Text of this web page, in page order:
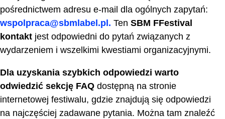
pośrednictwem adresu e-mail dla ogólnych zapytań:
wspolpraca@sbmlabel.pl. Ten SBM FFestival
kontakt jest odpowiedni do pytań związanych z
wydarzeniem i wszelkimi kwestiami organizacyjnymi.
Dla uzyskania szybkich odpowiedzi warto
odwiedzić sekcję FAQ dostępną na stronie
internetowej festiwalu, gdzie znajdują się odpowiedzi
na najczęściej zadawane pytania. Można tam znaleźć